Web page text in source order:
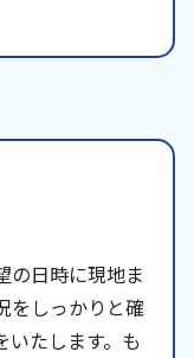
の日時に現地ま
をしっかりと確
たします。も